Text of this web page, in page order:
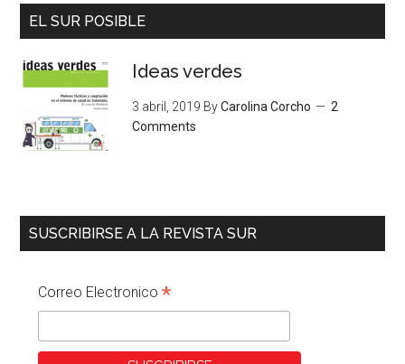
EL SUR POSIBLE
Ideas verdes
3 abril, 2019 ByCarolina Corcho
2
Comments
SUSCRIBIRSE A LA REVISTA SUR
Correo Electronico*